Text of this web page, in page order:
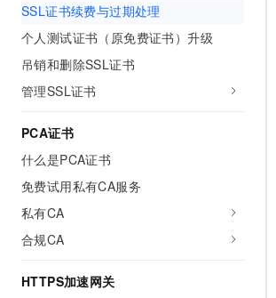
SSL证书续费与过期处理
个人测试证书（原免费证书）升级
吊销和删除SSL证书
管理SSL证书
PCA证书
什么是PCA证书
免费试用私有CA服务
私有CA
合规CA
HTTPS加速网关
媒体服务
域名与网站
终端用户计算
Serverless
开发工具
迁移与运维管理
政企业务